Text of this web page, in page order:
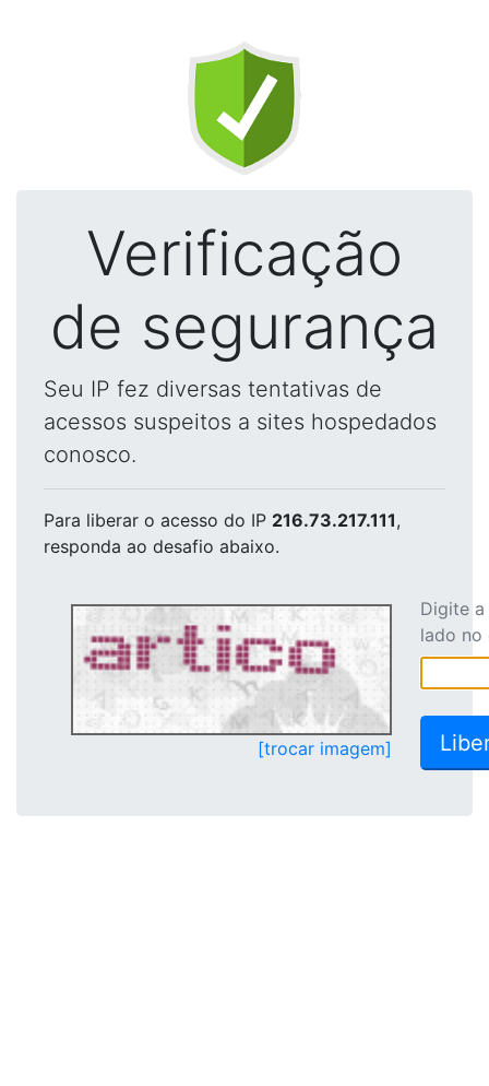
Verificação
de segurança
Seu IP fez diversas tentativas de
acessos suspeitos a sites hospedados
conosco.
Para liberar o acesso do IP 216.73.217.111,
responda ao desafio abaixo.
[trocar imagem]
Digite
lado no